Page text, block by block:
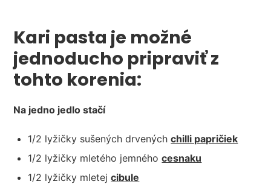
Kari pasta je možné
jednoducho pripraviť z
tohto korenia:
Na jedno jedlo stačí
1/2 lyžičky sušených drvenýchchilli papričiek
1/2 lyžičky mletého jemnéhocesnaku
1/2 lyžičky mletejcibule